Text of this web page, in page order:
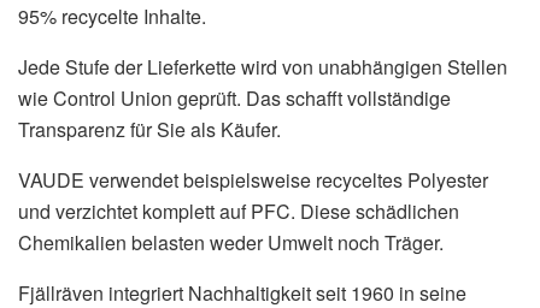
95% recycelte Inhalte.
Jede Stufe der Lieferkette wird von unabhängigen Stellen
wie Control Union geprüft. Das schafft vollständige
Transparenz für Sie als Käufer.
VAUDE verwendet beispielsweise recyceltes Polyester
und verzichtet komplett auf PFC. Diese schädlichen
Chemikalien belasten weder Umwelt noch Träger.
Fjällräven integriert Nachhaltigkeit seit 1960 in seine